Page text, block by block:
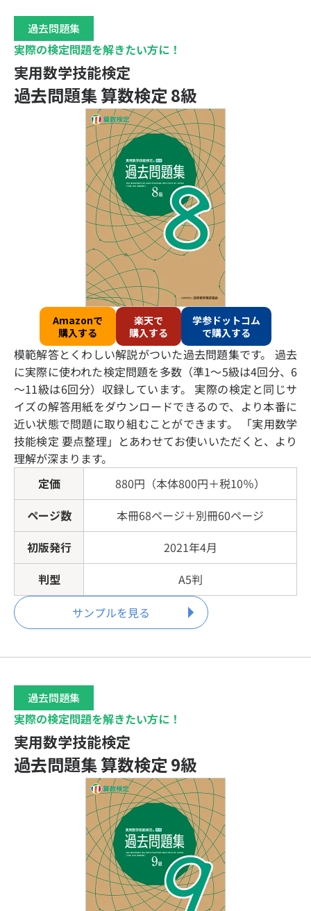
過去問題集
実際の検定問題を解きたい方に！
実用数学技能検定
過去問題集 算数検定 8級
Amazonで
購入する
楽天で
購入する
学参ドットコム
で購入する
模範解答とくわしい解説がついた過去問題集です。 過去
に実際に使われた検定問題を多数（準1～5級は4回分、6
～11級は6回分）収録しています。 実際の検定と同じサ
イズの解答用紙をダウンロードできるので、より本番に
近い状態で問題に取り組むことができます。 「実用数学
技能検定 要点整理」とあわせてお使いいただくと、より
理解が深まります。
定価
880円（本体800円＋税10％）
ページ数
本冊68ページ＋別冊60ページ
初版発行
2021年4月
判型
A5判
サンプルを見る
過去問題集
実際の検定問題を解きたい方に！
実用数学技能検定
過去問題集 算数検定 9級